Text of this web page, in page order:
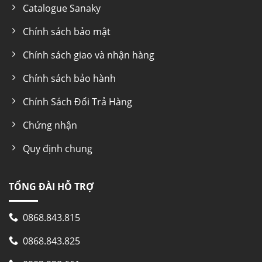
Catalogue Sanaky
Chính sách bảo mật
Chính sách giao và nhận hàng
Chính sách bảo hành
Chính Sách Đổi Trả Hàng
Chứng nhận
Quy định chung
TỔNG ĐÀI HỖ TRỢ
0868.843.815
0868.843.825